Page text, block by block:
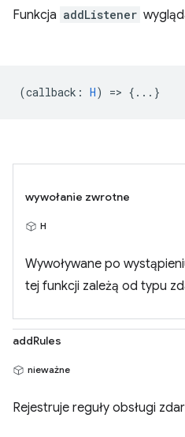
Funkcja addListener
(callback : H) => {...}
wywołanie zwrotne
H
Wywoływane po
tej funkcji zależą od typu
addRules
nieważne
Rejestruje reguły obsługi